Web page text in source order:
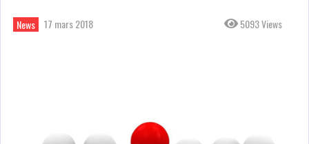
News 17 mars 2018 5093 Views